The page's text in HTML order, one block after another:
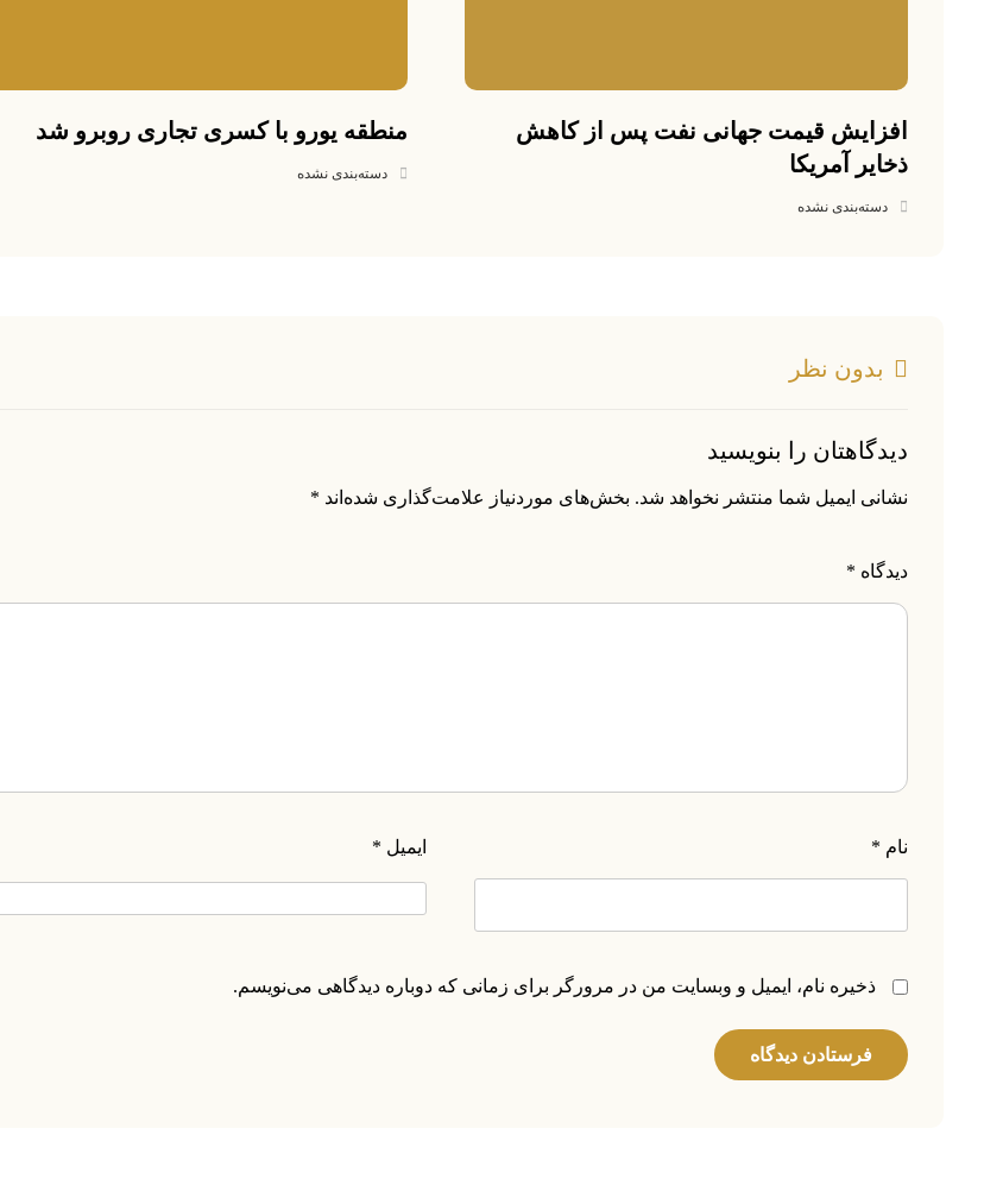
افزایش قیمت جهانی نفت پس از کاهش
ذخایر آمریکا
دسته‌بندی نشده
منطقه یورو با کسری تجاری روبرو شد
دسته‌بندی نشده
بدون نظر
دیدگاهتان را بنویسید
نشانی ایمیل شما منتشر نخواهد شد. بخش‌های موردنیاز علامت‌گذاری شده‌اند *
دیدگاه *
نام * ایمیل *
ذخیره نام، ایمیل و وبسایت من در مرورگر برای زمانی که دوباره دیدگاهی می‌نویسم.
۰۲۱-۸۸۲۰۲۷۱۱-۲